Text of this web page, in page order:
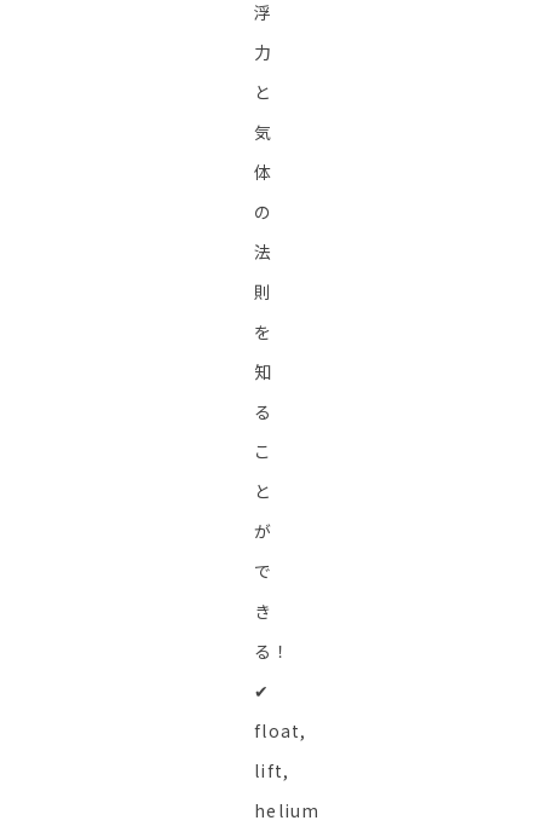
浮
力
と
気
体
の
法
則
を
知
る
こ
と
が
で
き
る！
✔︎
float,
lift,
helium